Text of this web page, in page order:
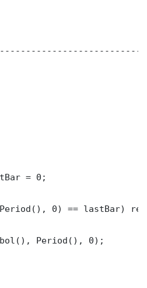
= 0;
0) == lastBar)
Period(), 0);